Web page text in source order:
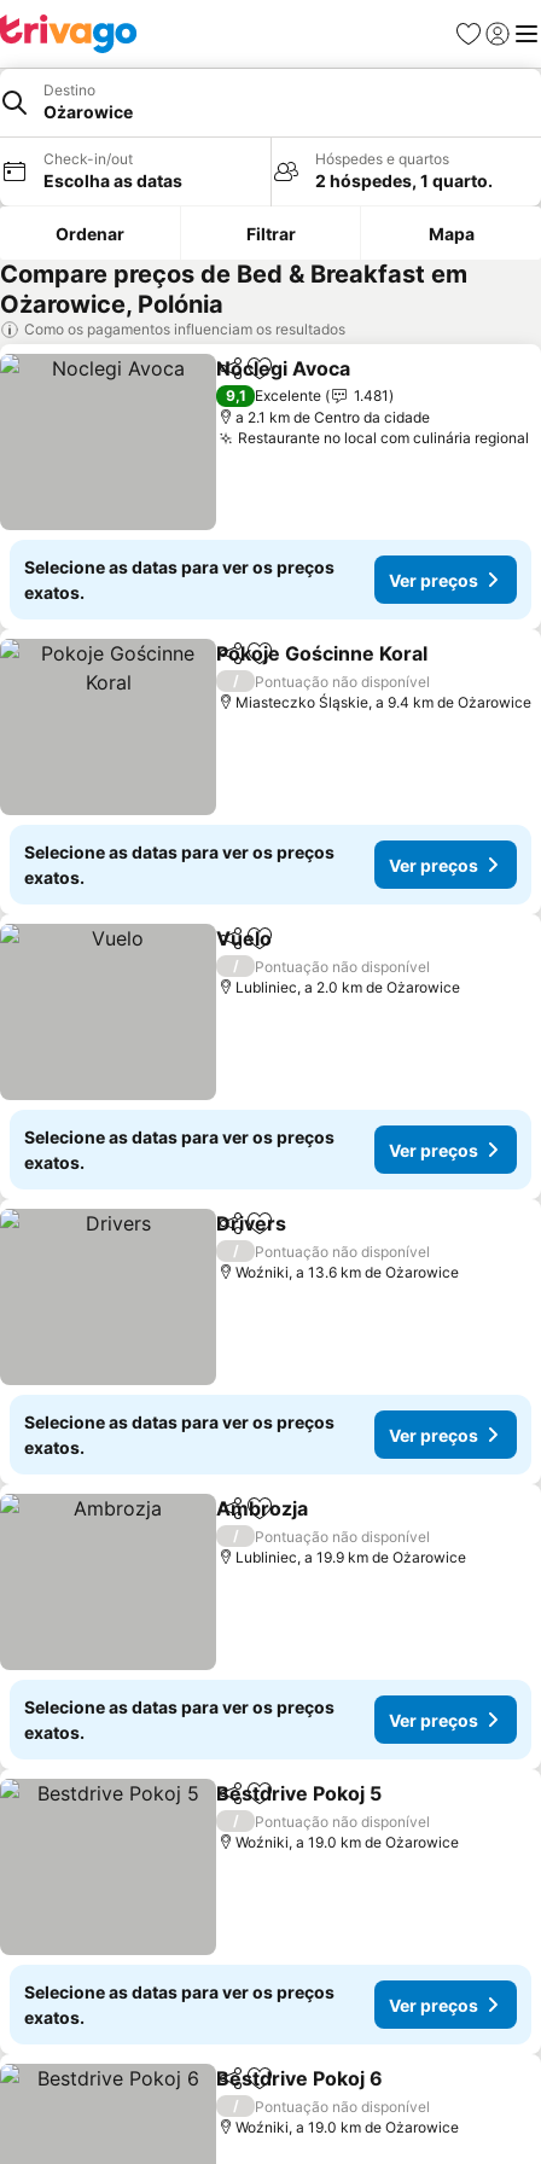
Favoritos
Iniciar
Destino
Ożarowice
Check-in/out
Escolha as datas
Hóspedes e quartos
2 hóspedes, 1 quarto.
Ordenar Filtrar Mapa
Compare preços de Bed & Breakfast em
Ożarowice, Polónia
Como os pagamentos influenciam os resultados
PartilharAdicionar aos favoritos
Noclegi Avoca
9,1 Excelente
1.481
a 2.1 km de Centro da cidade
Restaurante no local com culinária regional
Selecione as datas para ver os preços
exatos.
Ver preços
PartilharAdicionar aos favoritos
Pokoje Gościnne Koral
/
Pontuação não disponível
Miasteczko Śląskie, a 9.4 km de Ożarowice
Selecione as datas para ver os preços
exatos.
Ver preços
PartilharAdicionar aos favoritos
Vuelo
/
Pontuação não disponível
Lubliniec, a 2.0 km de Ożarowice
Selecione as datas para ver os preços
exatos.
Ver preços
PartilharAdicionar aos favoritos
Drivers
/
Pontuação não disponível
Woźniki, a 13.6 km de Ożarowice
Selecione as datas para ver os preços
exatos.
Ver preços
PartilharAdicionar aos favoritos
Ambrozja
/
Pontuação não disponível
Lubliniec, a 19.9 km de Ożarowice
Selecione as datas para ver os preços
exatos.
Ver preços
PartilharAdicionar aos favoritos
Bestdrive Pokoj 5
/
Pontuação não disponível
Woźniki, a 19.0 km de Ożarowice
Selecione as datas para ver os preços
exatos.
Ver preços
PartilharAdicionar aos favoritos
Bestdrive Pokoj 6
/
Pontuação não disponível
Woźniki, a 19.0 km de Ożarowice